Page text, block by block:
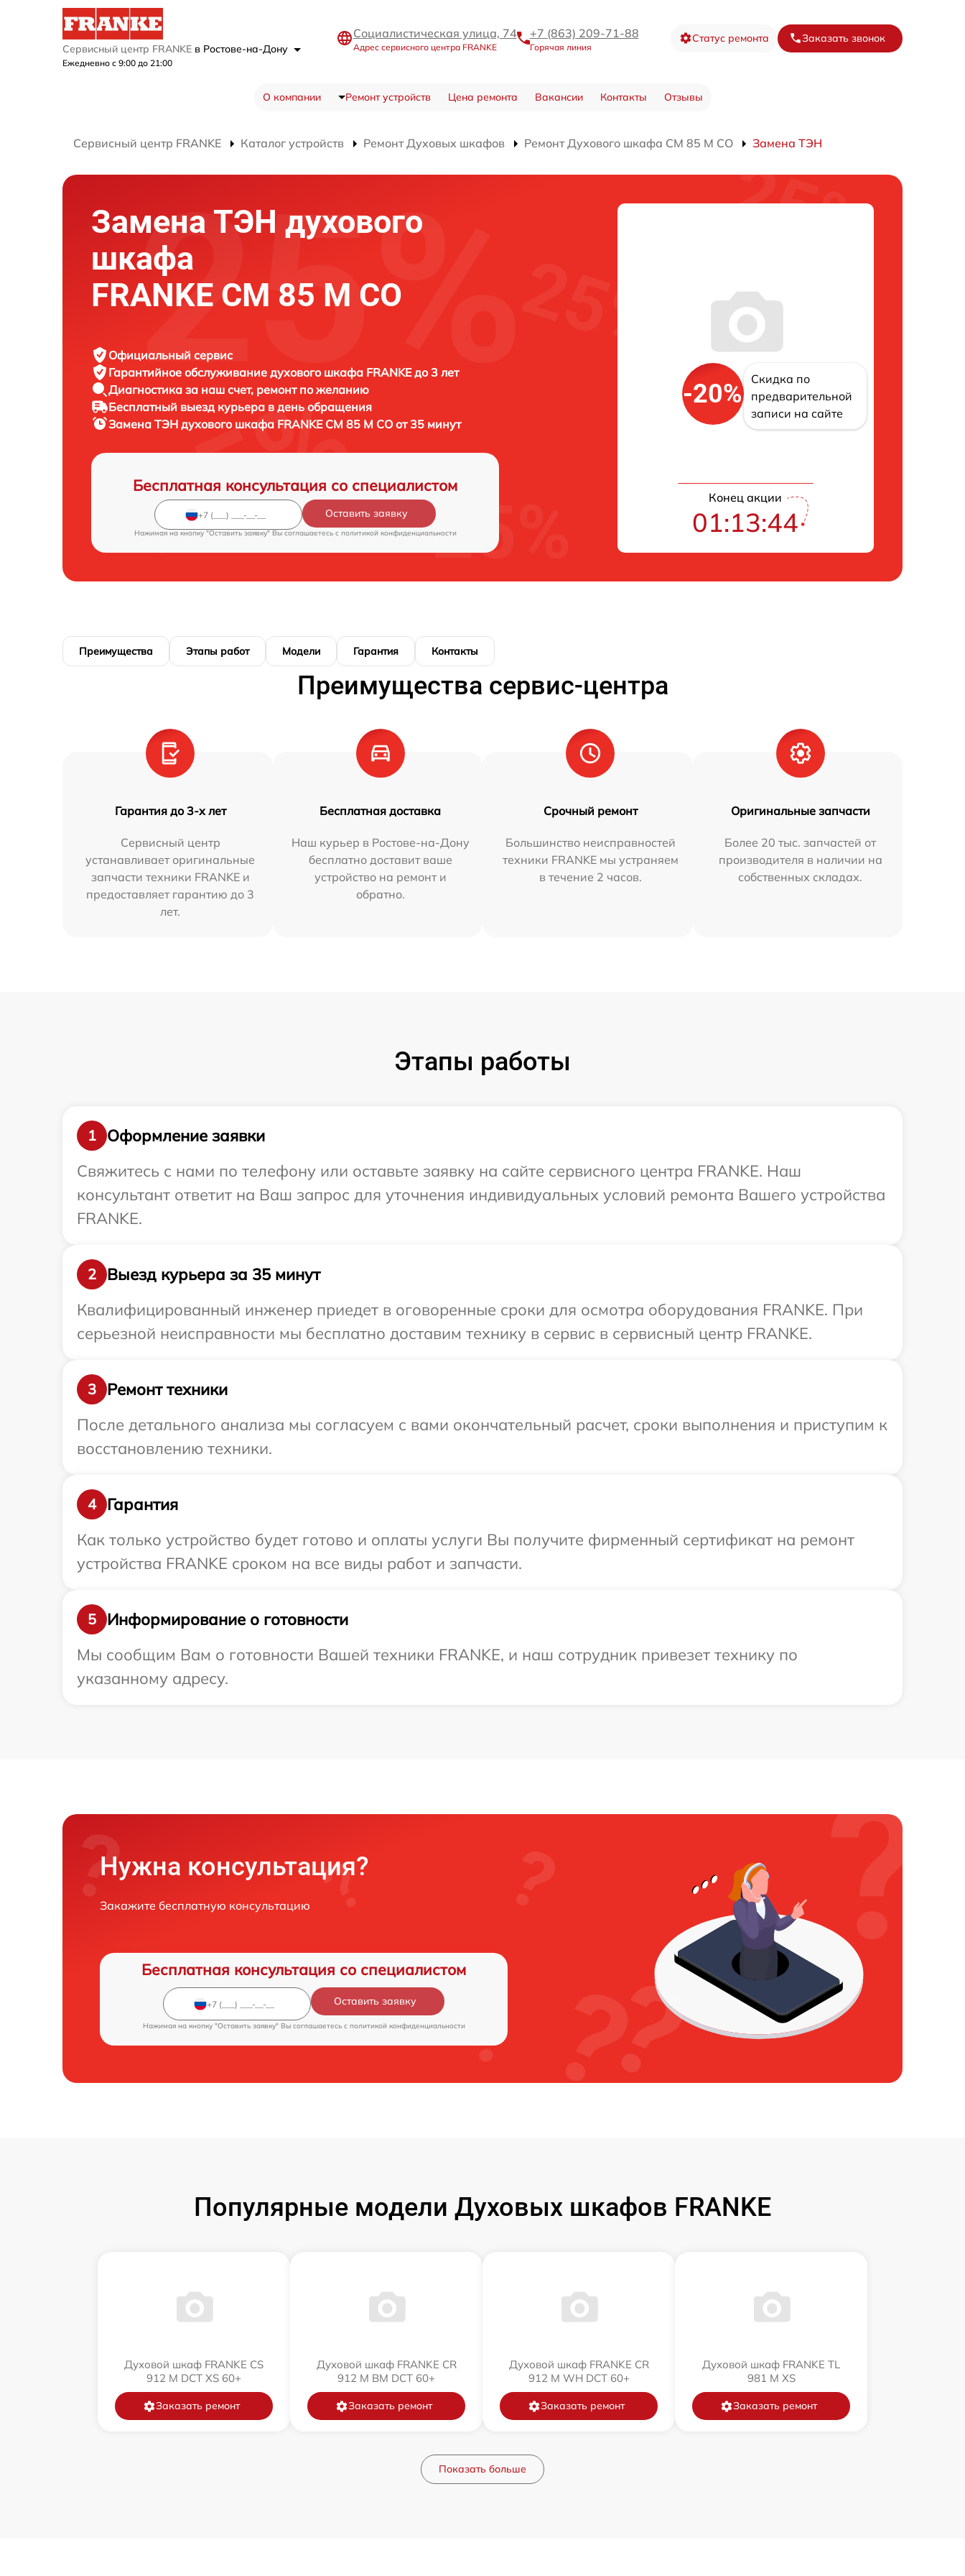
Сервисный центр FRANKE в Ростове-на-Дону
Ежедневно с 9:00 до 21:00
Социалистическая улица, 74
Адрес сервисного центра FRANKE
+7 (863) 209-71-88
Горячая линия
Статус ремонта Заказать звонок
О компании Ремонт устройств Цена ремонта Вакансии Контакты Отзывы
Сервисный центр FRANKE Каталог устройств Ремонт Духовых шкафов Ремонт Духового шкафа CM 85 M CO Замена ТЭН
Замена ТЭН духового
шкафа
FRANKE CM 85 M CO
Официальный сервис
Гарантийное обслуживание духового шкафа FRANKE до 3 лет
Диагностика за наш счет, ремонт по желанию
Бесплатный выезд курьера в день обращения
Замена ТЭН духового шкафа FRANKE CM 85 M CO от 35 минут
Бесплатная консультация со специалистом
Оставить заявку
Нажимая на кнопку "Оставить заявку" Вы соглашаетесь c политикой конфиденциальности
-20%
Скидка по
предварительной
записи на сайте
Конец акции
01:13:43
Преимущества Этапы работ Модели Гарантия Контакты
Преимущества сервис-центра
Гарантия до 3-х лет
Сервисный центр
устанавливает оригинальные
запчасти техники FRANKE и
предоставляет гарантию до 3
лет.
Бесплатная доставка
Наш курьер в Ростове-на-Дону
бесплатно доставит ваше
устройство на ремонт и
обратно.
Срочный ремонт
Большинство неисправностей
техники FRANKE мы устраняем
в течение 2 часов.
Оригинальные запчасти
Более 20 тыс. запчастей от
производителя в наличии на
собственных складах.
Этапы работы
1
Оформление заявки
Свяжитесь с нами по телефону или оставьте заявку на сайте сервисного центра FRANKE. Наш
консультант ответит на Ваш запрос для уточнения индивидуальных условий ремонта Вашего устройства
FRANKE.
2
Выезд курьера за 35 минут
Квалифицированный инженер приедет в оговоренные сроки для осмотра оборудования FRANKE. При
серьезной неисправности мы бесплатно доставим технику в сервис в сервисный центр FRANKE.
3
Ремонт техники
После детального анализа мы согласуем с вами окончательный расчет, сроки выполнения и приступим к
восстановлению техники.
4
Гарантия
Как только устройство будет готово и оплаты услуги Вы получите фирменный сертификат на ремонт
устройства FRANKE сроком на все виды работ и запчасти.
5
Информирование о готовности
Мы сообщим Вам о готовности Вашей техники FRANKE, и наш сотрудник привезет технику по
указанному адресу.
Нужна консультация?
Закажите бесплатную консультацию
Бесплатная консультация со специалистом
Оставить заявку
Нажимая на кнопку "Оставить заявку" Вы соглашаетесь c политикой конфиденциальности
Популярные модели Духовых шкафов FRANKE
Духовой шкаф FRANKE CS
912 M DCT XS 60+
Заказать ремонт
Духовой шкаф FRANKE CR
912 M BM DCT 60+
Заказать ремонт
Духовой шкаф FRANKE CR
912 M WH DCT 60+
Заказать ремонт
Духовой шкаф FRANKE TL
981 M XS
Заказать ремонт
Показать больше